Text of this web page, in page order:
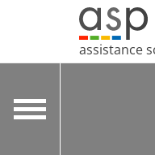
assistance
Toggle